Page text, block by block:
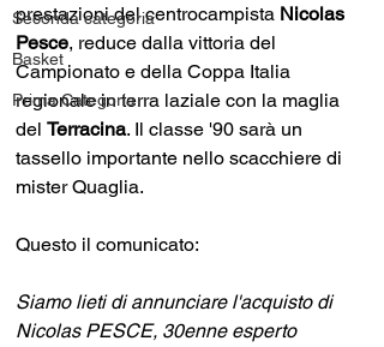
Seconda categoria
Basket
Prima Categoria
prestazioni del centrocampista Nicolas
Pesce, reduce dalla vittoria del
Campionato e della Coppa Italia
regionale in terra laziale con la maglia
del Terracina. Il classe '90 sarà un
tassello importante nello scacchiere di
mister Quaglia.
Questo il comunicato:
Siamo lieti di annunciare l'acquisto di
Nicolas PESCE, 30enne esperto